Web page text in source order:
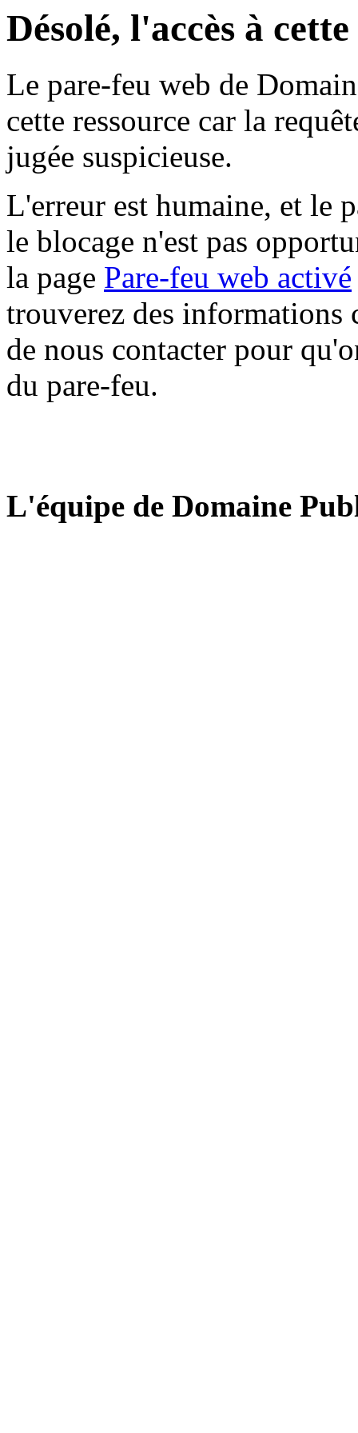
Désolé, l'accès à
Le pare-feu web de
cette ressource car la
jugée suspicieuse.
L'erreur est humaine, et le
le blocage n'est pas
la page Pare-feu web activé
trouverez des informations
de nous contacter pour
du pare-feu.
L'équipe de Domaine